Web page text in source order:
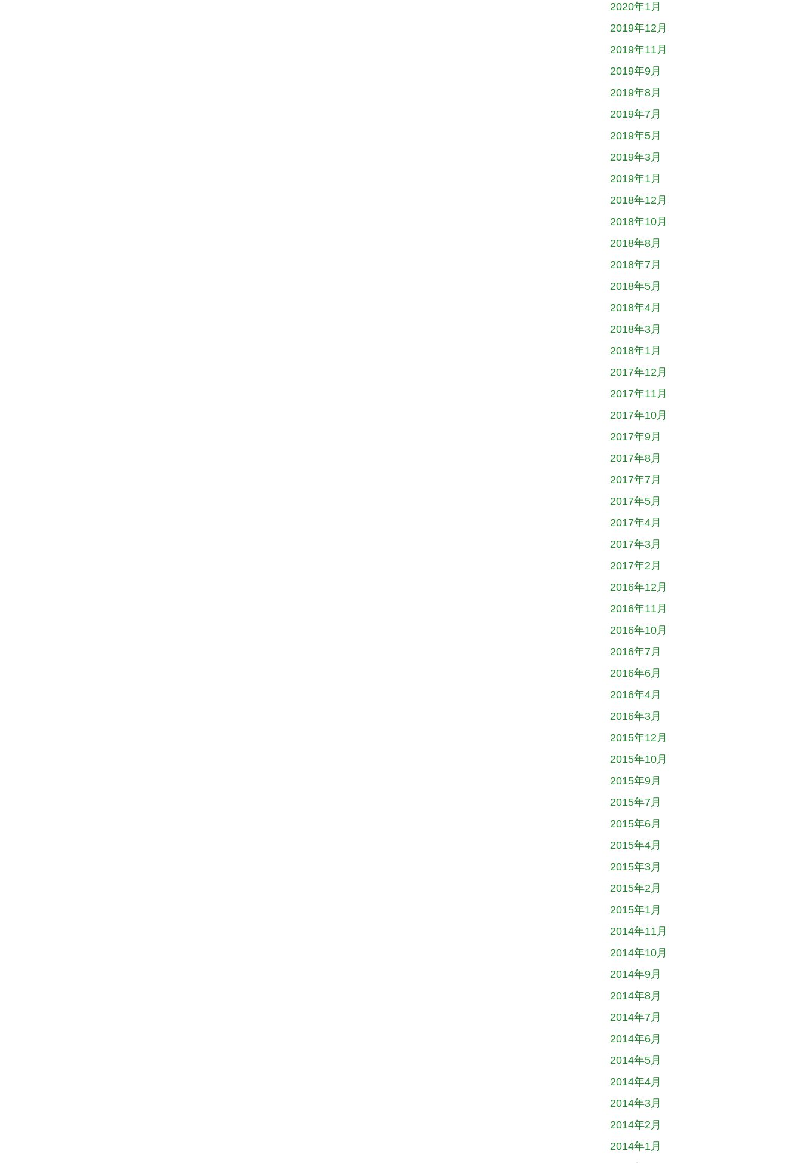
2020年1月
2019年12月
2019年11月
2019年9月
2019年8月
2019年7月
2019年5月
2019年3月
2019年1月
2018年12月
2018年10月
2018年8月
2018年7月
2018年5月
2018年4月
2018年3月
2018年1月
2017年12月
2017年11月
2017年10月
2017年9月
2017年8月
2017年7月
2017年5月
2017年4月
2017年3月
2017年2月
2016年12月
2016年11月
2016年10月
2016年7月
2016年6月
2016年4月
2016年3月
2015年12月
2015年10月
2015年9月
2015年7月
2015年6月
2015年4月
2015年3月
2015年2月
2015年1月
2014年11月
2014年10月
2014年9月
2014年8月
2014年7月
2014年6月
2014年5月
2014年4月
2014年3月
2014年2月
2014年1月